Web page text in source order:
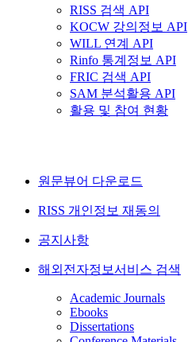
RISS 검색 API
KOCW 강의정보 API
WILL 연계 API
Rinfo 통계정보 API
FRIC 검색 API
SAM 분석활용 API
활용 및 참여 현황
원문뷰어 다운로드
RISS 개인정보 재동의
공지사항
해외전자정보서비스 검색
Academic Journals
Ebooks
Dissertations